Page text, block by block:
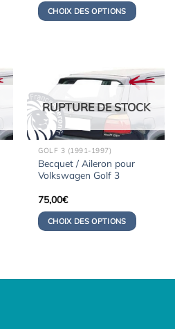
initial
était :
159,00€.
actuel
est :
139,00€.
CHOIX DES OPTIONS
RUPTURE DE STOCK
GOLF 3 (1991-1997)
Becquet / Aileron pour
Volkswagen Golf 3
75,00€
CHOIX DES OPTIONS